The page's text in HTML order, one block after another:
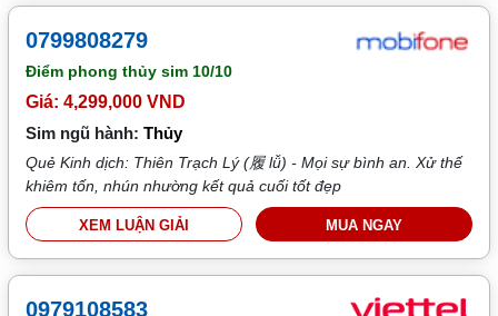
0799808279
Điểm phong thủy sim 10/10
Giá: 4,299,000 VND
Sim ngũ hành:Thủy
Quẻ Kinh dịch: Thiên Trạch Lý (履 lǚ) - Mọi sự bình an. Xử thế
khiêm tốn, nhún nhường kết quả cuối tốt đẹp
XEM LUẬN GIẢI MUA NGAY
0979108583